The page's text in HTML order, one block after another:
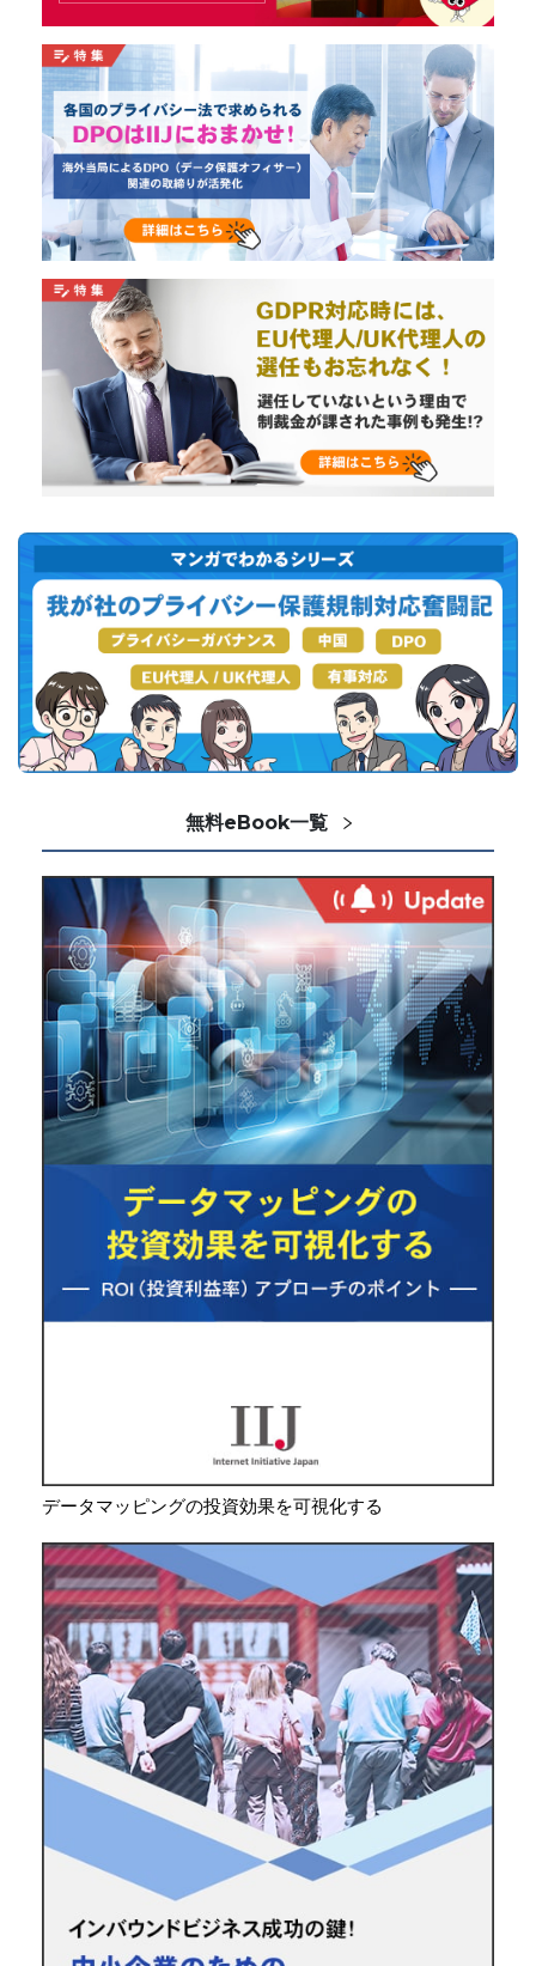
無料eBook一覧
データマッピングの投資効果を可視化する